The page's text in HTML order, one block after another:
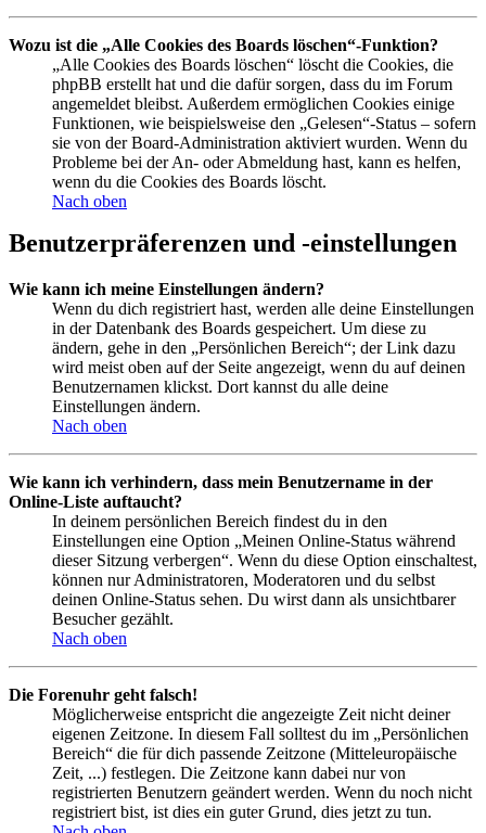
Wozu ist die „Alle Cookies des Boards löschen“-Funktion?
„Alle Cookies des Boards löschen“ löscht die Cookies, die
phpBB erstellt hat und die dafür sorgen, dass du im Forum
angemeldet bleibst. Außerdem ermöglichen Cookies einige
Funktionen, wie beispielsweise den „Gelesen“-Status – sofern
sie von der Board-Administration aktiviert wurden. Wenn du
Probleme bei der An- oder Abmeldung hast, kann es helfen,
wenn du die Cookies des Boards löscht.
Nach oben
Benutzerpräferenzen und -einstellungen
Wie kann ich meine Einstellungen ändern?
Wenn du dich registriert hast, werden alle deine Einstellungen
in der Datenbank des Boards gespeichert. Um diese zu
ändern, gehe in den „Persönlichen Bereich“; der Link dazu
wird meist oben auf der Seite angezeigt, wenn du auf deinen
Benutzernamen klickst. Dort kannst du alle deine
Einstellungen ändern.
Nach oben
Wie kann ich verhindern, dass mein Benutzername in der
Online-Liste auftaucht?
In deinem persönlichen Bereich findest du in den
Einstellungen eine Option „Meinen Online-Status während
dieser Sitzung verbergen“. Wenn du diese Option einschaltest,
können nur Administratoren, Moderatoren und du selbst
deinen Online-Status sehen. Du wirst dann als unsichtbarer
Besucher gezählt.
Nach oben
Die Forenuhr geht falsch!
Möglicherweise entspricht die angezeigte Zeit nicht deiner
eigenen Zeitzone. In diesem Fall solltest du im „Persönlichen
Bereich“ die für dich passende Zeitzone (Mitteleuropäische
Zeit, ...) festlegen. Die Zeitzone kann dabei nur von
registrierten Benutzern geändert werden. Wenn du noch nicht
registriert bist, ist dies ein guter Grund, dies jetzt zu tun.